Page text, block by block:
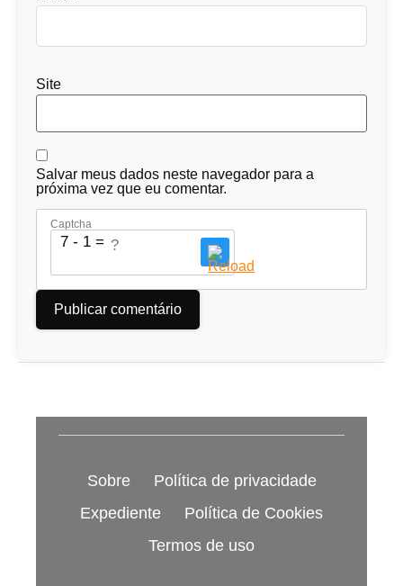
Site
Salvar meus dados neste navegador para a
próxima vez que eu comentar.
Captcha
7 - 1 = ?
Sobre
Política de privacidade
Expediente
Política de Cookies
Termos de uso